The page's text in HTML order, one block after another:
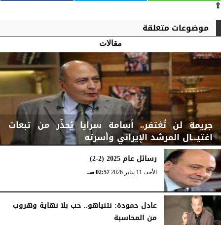
⇧
موضوعات متعلقة
مقالات
جريمة لن تُغتفر.. أسامة سرايا يُحذّر من تبعات
اغتيـ.ـال المرشد الإيراني وأسرته
الأحد، 1 مارس 2026 04:22 صـ
رسائل عام 2025 (2-2)
الأحد، 11 يناير 2026 02:57 صـ
عادل حمودة: نتنياهو.. حب بلا نهاية وهروب
من المحاسبة